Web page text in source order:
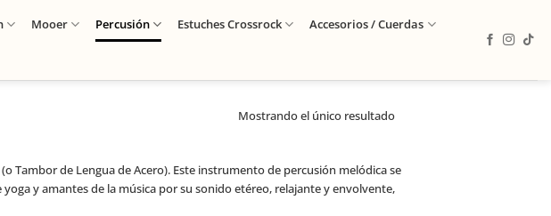
Mooer Percusión Estuches Crossrock Accesorios / Cuerdas
Mostrando el único resultado
(o Tambor de Lengua de Acero). Este instrumento de percusión melódica se
y amantes de la música por su sonido etéreo, relajante y envolvente,